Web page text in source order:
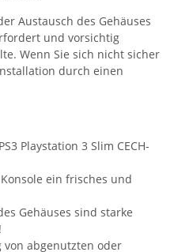
Austausch des Gehäuses
und vorsichtig
Wenn Sie sich nicht sicher
durch einen
Playstation 3 Slim CECH-
ein frisches und
Gehäuses sind starke
von abgenutzten oder